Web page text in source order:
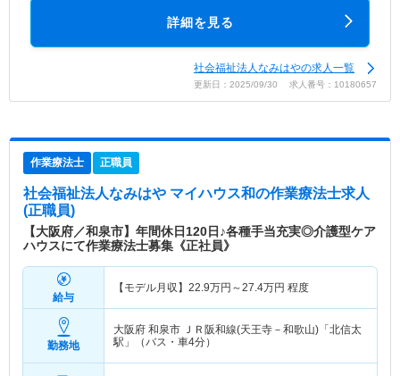
詳細を見る
社会福祉法人なみはやの求人一覧
更新日：2025/09/30 求人番号：10180657
作業療法士 正職員
社会福祉法人なみはや マイハウス和の作業療法士求人
(正職員)
【大阪府／和泉市】年間休日120日♪各種手当充実◎介護型ケア
ハウスにて作業療法士募集《正社員》
給与
【モデル月収】 22.9万円～27.4万円 程度
勤務地
大阪府 和泉市
ＪＲ阪和線(天王寺－和歌山)「北信太
駅」（バス・車4分）